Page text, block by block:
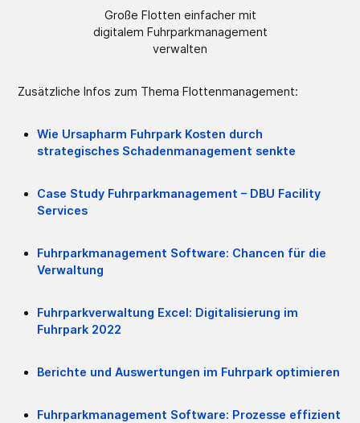
Große Flotten einfacher mit
digitalem Fuhrparkmanagement
verwalten
Zusätzliche Infos zum Thema Flottenmanagement:
Wie Ursapharm Fuhrpark Kosten durch
strategisches Schadenmanagement senkte
Case Study Fuhrparkmanagement – DBU Facility
Services
Fuhrparkmanagement Software: Chancen für die
Verwaltung
Fuhrparkverwaltung Excel: Digitalisierung im
Fuhrpark 2022
Berichte und Auswertungen im Fuhrpark optimieren
Fuhrparkmanagement Software: Prozesse effizient